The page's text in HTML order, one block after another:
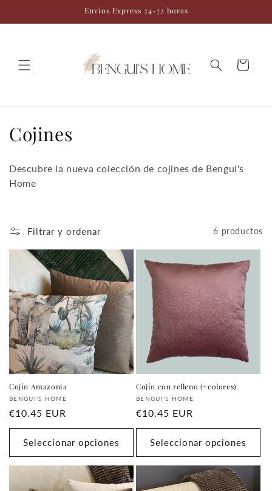
al contenido
Envíos Express 24-72 horas
Carrito
C
l
c
c
ó
n
:
Cojines
Descubre la nueva colección de cojines de Bengui's
Home
Filtrar y ordenar 6 productos
Cojín Amazonia
Proveedor:
BENGUI'S HOME
Precio
habitual
€10.45 EUR
Seleccionar opciones
Cojín con relleno (+colores)
Proveedor:
BENGUI'S HOME
Precio
habitual
€10.45 EUR
Seleccionar opciones